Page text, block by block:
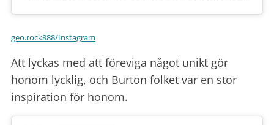
geo.rock888/Instagram
Att lyckas med att föreviga något unikt gör
honom lycklig, och Burton folket var en stor
inspiration för honom.